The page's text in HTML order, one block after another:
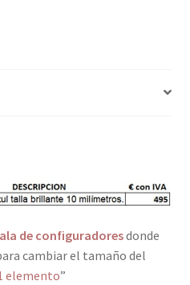
de configuradoresdonde
cambiar el tamaño del
elemento”